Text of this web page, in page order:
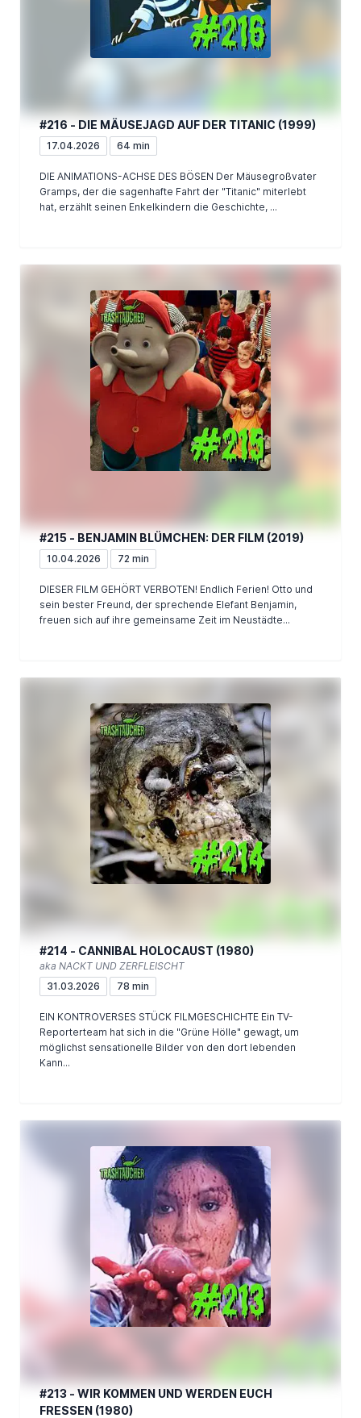
#216 - DIE MÄUSEJAGD AUF DER TITANIC (1999)
17.04.2026 64 min
DIE ANIMATIONS-ACHSE DES BÖSEN Der Mäusegroßvater
Gramps, der die sagenhafte Fahrt der "Titanic" miterlebt
hat, erzählt seinen Enkelkindern die Geschichte, ...
#215 - BENJAMIN BLÜMCHEN: DER FILM (2019)
10.04.2026 72 min
DIESER FILM GEHÖRT VERBOTEN! Endlich Ferien! Otto und
sein bester Freund, der sprechende Elefant Benjamin,
freuen sich auf ihre gemeinsame Zeit im Neustädte...
#214 - CANNIBAL HOLOCAUST (1980)
aka NACKT UND ZERFLEISCHT
31.03.2026
78 min
EIN KONTROVERSES STÜCK FILMGESCHICHTE Ein TV-
Reporterteam hat sich in die "Grüne Hölle" gewagt, um
möglichst sensationelle Bilder von den dort lebenden
Kann...
#213 - WIR KOMMEN UND WERDEN EUCH
FRESSEN (1980)